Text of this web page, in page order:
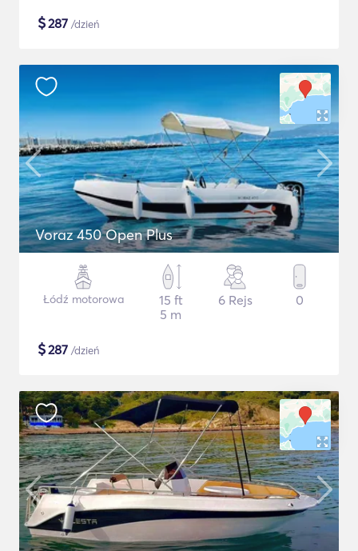
$287 /dzień
Voraz 450 Open Plus
Łódź motorowa
15 ft
5 m
6 Rejs 0
$287 /dzień